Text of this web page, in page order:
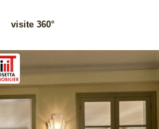
visite 360°